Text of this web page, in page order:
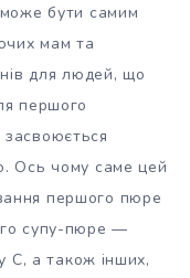
бути самим
мам та
для людей, що
першого
Ось чому саме цей
першого пюре
супу-пюре —
С, а також інших,